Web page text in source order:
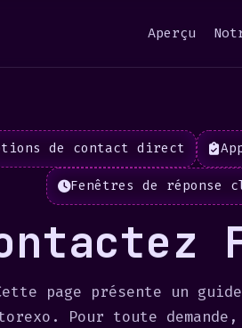
Aperçu
de contact direct
Fenêtres de réponse
page présente un
Pour toute